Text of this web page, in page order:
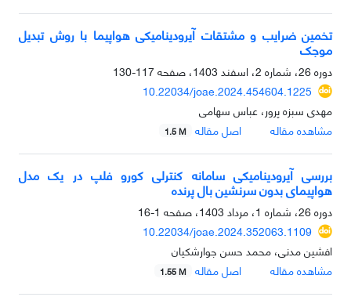
تخمین ضرایب و مشتقات آیرودینامیکی هواپیما با روش تبدیل
موجک
دوره 26، شماره 2، اسفند 1403، صفحه
117-130
10.22034/joae.2024.454604.1225
مهدی سبزه پرور، عباس سهامی
مشاهده مقاله
اصل مقاله 1.5 M
بررسی آیرودینامیکی سامانه کنترلی کورو فلپ در یک مدل
هواپیمای بدون سرنشین بال پرنده
دوره 26، شماره 1، مرداد 1403، صفحه
1-16
10.22034/joae.2024.352063.1109
افشین مدنی، محمد حسن جوارشکیان
مشاهده مقاله
اصل مقاله 1.55 M